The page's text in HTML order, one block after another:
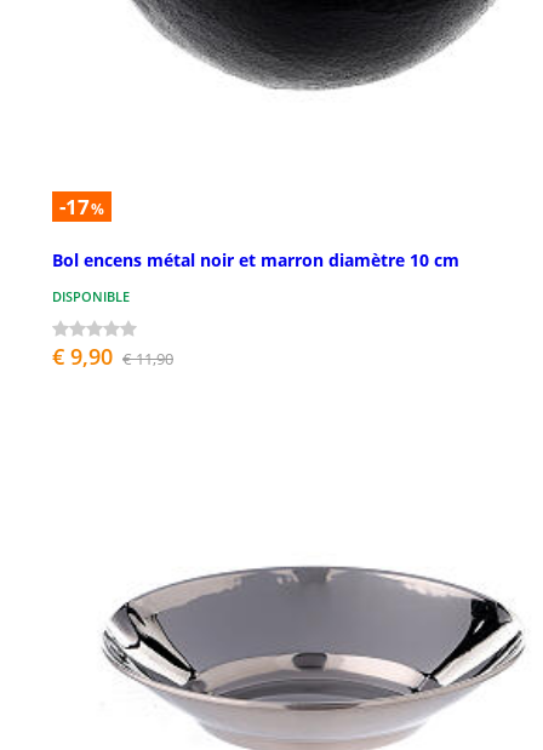
-17%
Bol encens métal noir et marron diamètre 10 cm
DISPONIBLE
€ 9,90 € 11,90